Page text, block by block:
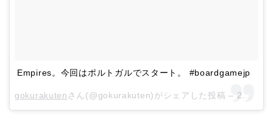
Empires。今回はポルトガルでスタート。 #boardgamejp
gokurakuten さん(@gokurakuten)がシェアした投稿 – 2月 10, 2018 at 11:11午後 PST